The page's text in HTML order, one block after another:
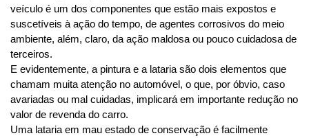
veículo é um dos componentes que estão mais expostos e
suscetíveis à ação do tempo, de agentes corrosivos do meio
ambiente, além, claro, da ação maldosa ou pouco cuidadosa de
terceiros.
E evidentemente, a pintura e a lataria são dois elementos que
chamam muita atenção no automóvel, o que, por óbvio, caso
avariadas ou mal cuidadas, implicará em importante redução no
valor de revenda do carro.
Uma lataria em mau estado de conservação é facilmente